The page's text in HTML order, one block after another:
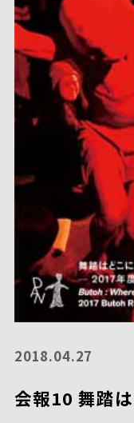
2018.04.27
会報10 舞踏は